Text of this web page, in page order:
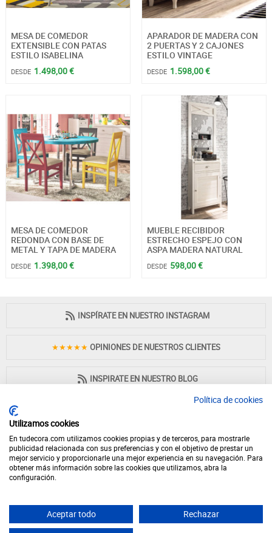
MESA DE COMEDOR
EXTENSIBLE CON PATAS
ESTILO ISABELINA
DESDE 1.498,00 €
APARADOR DE MADERA CON
2 PUERTAS Y 2 CAJONES
ESTILO VINTAGE
DESDE 1.598,00 €
MESA DE COMEDOR
REDONDA CON BASE DE
METAL Y TAPA DE MADERA
DESDE 1.398,00 €
MUEBLE RECIBIDOR
ESTRECHO ESPEJO CON
ASPA MADERA NATURAL
DESDE 598,00 €
INSPÍRATE EN NUESTRO INSTAGRAM
★★★★★ OPINIONES DE NUESTROS CLIENTES
INSPIRATE EN NUESTRO BLOG
PAGO 100% SEGURO
© 2026 - Desde 1998 en internet - tudecora.com tienda online de muebles
Política de cookies
Utilizamos cookies
En tudecora.com utilizamos cookies propias y de terceros, para mostrarle
publicidad relacionada con sus preferencias y con el objetivo de prestar un
mejor servicio y proporcionarle una mejor experiencia en su navegación. Para
obtener más información sobre las cookies que utilizamos, abra la
configuración.
Aceptar todo
Rechazar